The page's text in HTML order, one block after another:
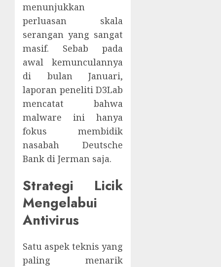
menunjukkan
perluasan skala
serangan yang sangat
masif. Sebab pada
awal kemunculannya
di bulan Januari,
laporan peneliti D3Lab
mencatat bahwa
malware ini hanya
fokus membidik
nasabah Deutsche
Bank di Jerman saja.
Strategi Licik
Mengelabui
Antivirus
Satu aspek teknis yang
paling menarik